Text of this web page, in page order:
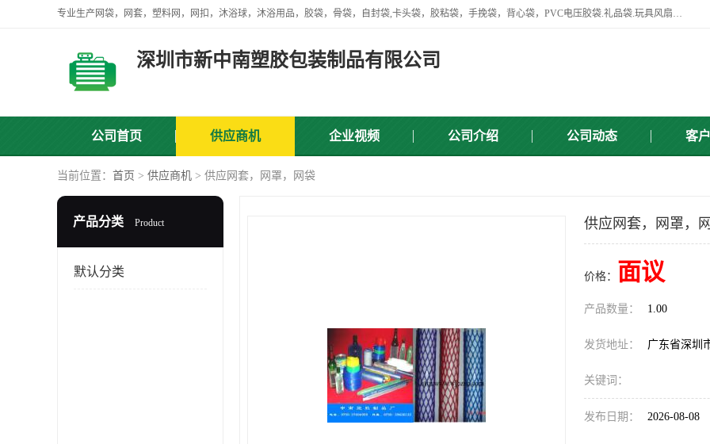
专业生产网袋，网套，塑料网，网扣，沐浴球，沐浴用品，胶袋，骨袋，自封袋,卡头袋，胶粘袋，手挽袋，背心袋，PVC电压胶袋.礼品袋.玩具风扇叶，屏蔽袋,等产品.
深圳市新中南塑胶包装制品有限公司
公司首页 供应商机 企业视频 公司介绍 公司动态 客
当前位置： 首页 > 供应商机 > 供应网套，网罩，网袋
产品分类 Product
默认分类
供应网套，网罩，
价格： 面议
产品数量： 1.00
发货地址： 广东省深圳
关键词：
发布日期： 2026-08-08